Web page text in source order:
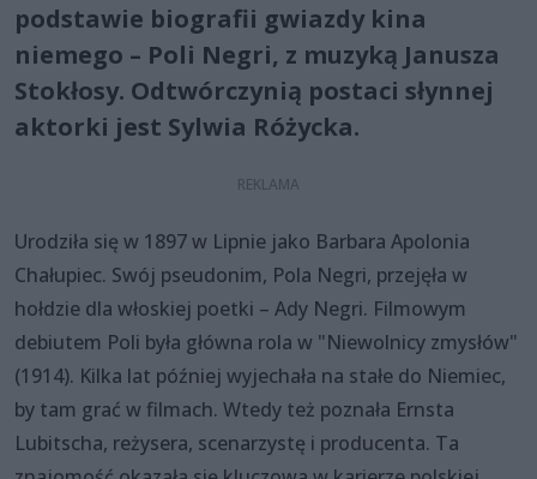
podstawie biografii gwiazdy kina
niemego – Poli Negri, z muzyką Janusza
Stokłosy. Odtwórczynią postaci słynnej
aktorki jest Sylwia Różycka.
Urodziła się w 1897 w Lipnie jako Barbara Apolonia
Chałupiec. Swój pseudonim, Pola Negri, przejęła w
hołdzie dla włoskiej poetki – Ady Negri. Filmowym
debiutem Poli była główna rola w "Niewolnicy zmysłów"
(1914). Kilka lat później wyjechała na stałe do Niemiec,
by tam grać w filmach. Wtedy też poznała Ernsta
Lubitscha, reżysera, scenarzystę i producenta. Ta